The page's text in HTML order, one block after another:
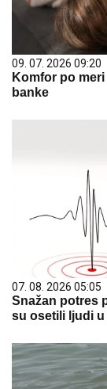
09. 07. 2026 09:20
Komfor po
banke
07. 08. 2026 05:05
Snažan potres
su osetili ljudi